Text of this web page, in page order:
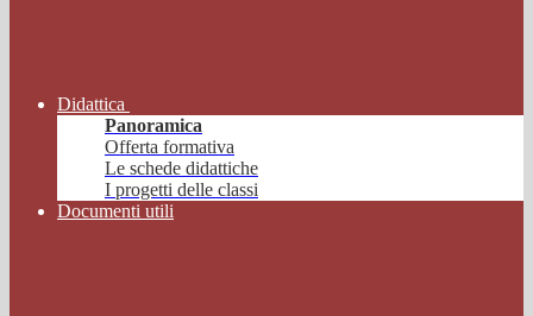
Didattica
Panoramica
Offerta formativa
Le schede didattiche
I progetti delle classi
Documenti utili